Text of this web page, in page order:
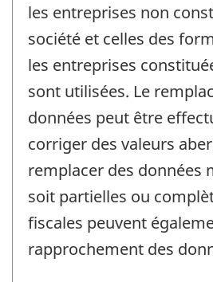
les entreprises non
société et celles des
les entreprises
sont utilisées. Le
données peut être
corriger des valeurs
remplacer des données
soit partielles ou
fiscales peuvent
rapprochement des